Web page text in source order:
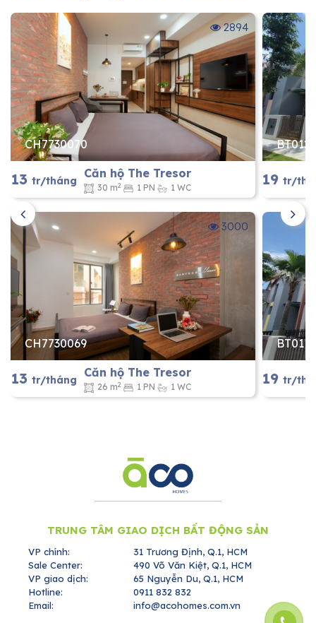
2894
CH7730070
13 tr/tháng
Căn hộ The Tresor
30 m2 1 PN 1 WC
3000
CH7730069
13 tr/tháng
Căn hộ The Tresor
26 m2 1 PN 1 WC
19tr/
BT0119
19tr/
TRUNG TÂM GIAO DỊCH BẤT ĐỘNG SẢN
VP chính:
31 Trương Định, Q.1, HCM
Sale Center:
490 Võ Văn Kiệt, Q.1, HCM
VP giao dịch:
65 Nguyễn Du, Q.1, HCM
Hotline:
0911 832 832
Email:
info@acohomes.com.vn